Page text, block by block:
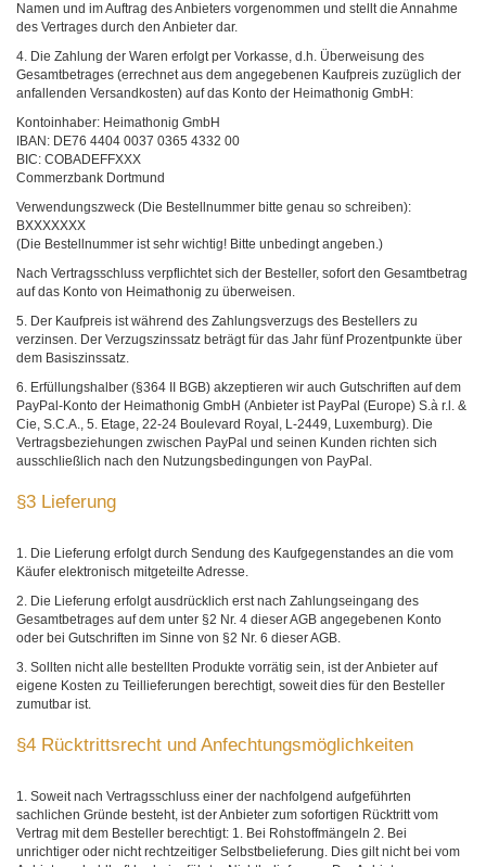
Namen und im Auftrag des Anbieters vorgenommen und stellt die Annahme
des Vertrages durch den Anbieter dar.
4. Die Zahlung der Waren erfolgt per Vorkasse, d.h. Überweisung des
Gesamtbetrages (errechnet aus dem angegebenen Kaufpreis zuzüglich der
anfallenden Versandkosten) auf das Konto der Heimathonig GmbH:
Kontoinhaber: Heimathonig GmbH
IBAN: DE76 4404 0037 0365 4332 00
BIC: COBADEFFXXX
Commerzbank Dortmund
Verwendungszweck (Die Bestellnummer bitte genau so schreiben):
BXXXXXXX
(Die Bestellnummer ist sehr wichtig! Bitte unbedingt angeben.)
Nach Vertragsschluss verpflichtet sich der Besteller, sofort den Gesamtbetrag
auf das Konto von Heimathonig zu überweisen.
5. Der Kaufpreis ist während des Zahlungsverzugs des Bestellers zu
verzinsen. Der Verzugszinssatz beträgt für das Jahr fünf Prozentpunkte über
dem Basiszinssatz.
6. Erfüllungshalber (§364 II BGB) akzeptieren wir auch Gutschriften auf dem
PayPal-Konto der Heimathonig GmbH (Anbieter ist PayPal (Europe) S.à r.l. &
Cie, S.C.A., 5. Etage, 22-24 Boulevard Royal, L-2449, Luxemburg). Die
Vertragsbeziehungen zwischen PayPal und seinen Kunden richten sich
ausschließlich nach den Nutzungsbedingungen von PayPal.
§3 Lieferung
1. Die Lieferung erfolgt durch Sendung des Kaufgegenstandes an die vom
Käufer elektronisch mitgeteilte Adresse.
2. Die Lieferung erfolgt ausdrücklich erst nach Zahlungseingang des
Gesamtbetrages auf dem unter §2 Nr. 4 dieser AGB angegebenen Konto
oder bei Gutschriften im Sinne von §2 Nr. 6 dieser AGB.
3. Sollten nicht alle bestellten Produkte vorrätig sein, ist der Anbieter auf
eigene Kosten zu Teillieferungen berechtigt, soweit dies für den Besteller
zumutbar ist.
§4 Rücktrittsrecht und Anfechtungsmöglichkeiten
1. Soweit nach Vertragsschluss einer der nachfolgend aufgeführten
sachlichen Gründe besteht, ist der Anbieter zum sofortigen Rücktritt vom
Vertrag mit dem Besteller berechtigt: 1. Bei Rohstoffmängeln 2. Bei
unrichtiger oder nicht rechtzeitiger Selbstbelieferung. Dies gilt nicht bei vom